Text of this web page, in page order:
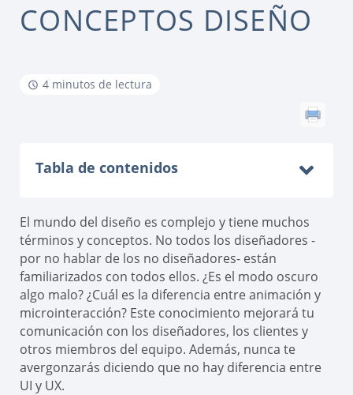
CONCEPTOS DISEÑO
4 minutos de lectura
Tabla de contenidos
El mundo del diseño es complejo y tiene muchos
términos y conceptos. No todos los diseñadores -
por no hablar de los no diseñadores- están
familiarizados con todos ellos. ¿Es el modo oscuro
algo malo? ¿Cuál es la diferencia entre animación y
microinteracción? Este conocimiento mejorará tu
comunicación con los diseñadores, los clientes y
otros miembros del equipo. Además, nunca te
avergonzarás diciendo que no hay diferencia entre
UI y UX.